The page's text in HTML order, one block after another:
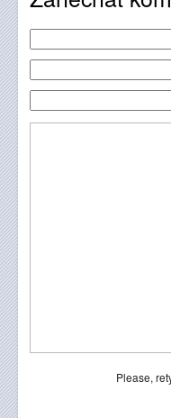
Please,